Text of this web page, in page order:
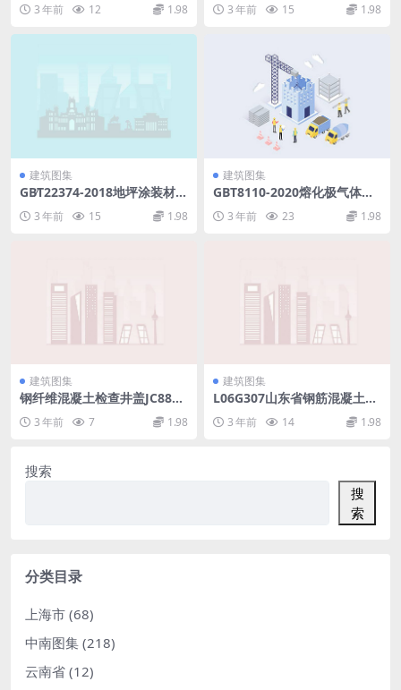
3 年前 12 1.98 3 年前 15 1.98
建筑图集
GB∕T22374-2018地坪涂装材
3 年前 15 1.98
建筑图集
GBT8110-2020熔化极气体保
钢实心焊丝(9.1MB).pdf
3 年前 23 1.98
建筑图集
钢纤维混凝土检查井盖JC889-
3 年前 7 1.98
建筑图集
L06G307山东省钢筋混凝土雨
3 年前 14 1.98
搜索
搜
索
分类目录
上海市 (68)
中南图集 (218)
云南省 (12)